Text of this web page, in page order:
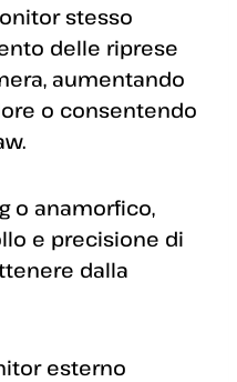
stesso
delle riprese
aumentando
o consentendo
o anamorfico,
e precisione di
dalla
esterno